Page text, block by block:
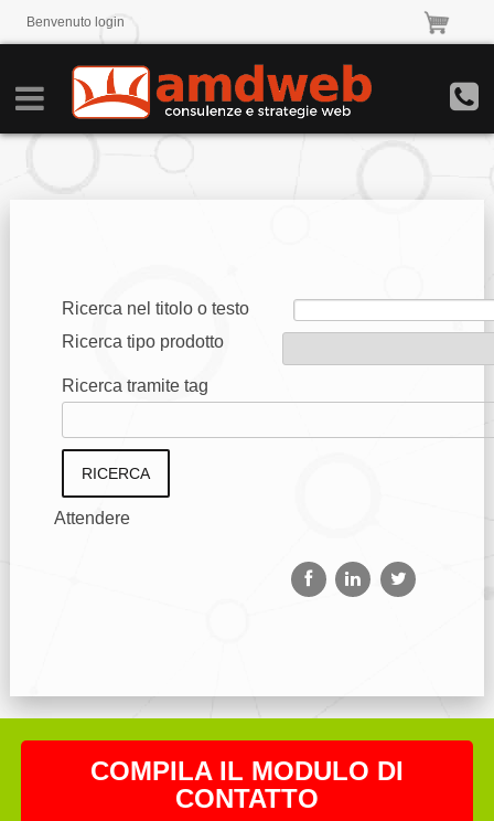
Benvenuto login
Ricerca nel titolo o testo
Ricerca tipo prodotto
Ricerca tramite tag
Attendere
COMPILA IL MODULO DI
CONTATTO